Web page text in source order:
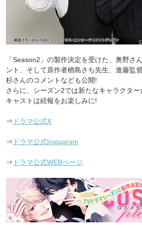
「Season2」の製作決定を受けた、奥野さ
ント、そして原作者楢島さち先生、進藤監
杉さんのコメントなども公開!
さらに、シーズン2では新たなキャラクタ
キャストは続報をお楽しみに!
⇒ ドラマ公式X
⇒ ドラマ公式Instagram
⇒ ドラマ公式WEBページ